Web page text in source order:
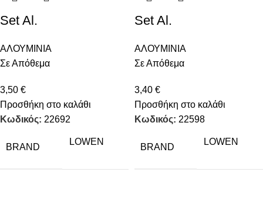
Set Al.
ΑΛΟΥΜΙΝΙΑ
Σε Απόθεμα
3,50 €
Προσθήκη στο καλάθι
Κωδικός: 22692
BRAND
LOWEN
Set Al.
ΑΛΟΥΜΙΝΙΑ
Σε Απόθεμα
3,40 €
Προσθήκη στο καλάθι
Κωδικός: 22598
BRAND
LOWEN